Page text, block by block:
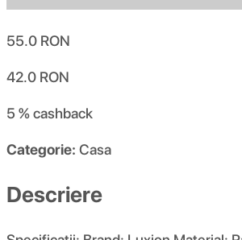
55.0 RON
42.0 RON
5 %cashback
Categorie: Casa
Descriere